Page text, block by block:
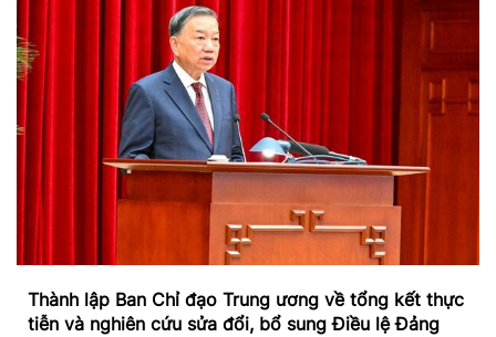
Thành lập Ban Chỉ đạo Trung ương về tổng kết thực
tiễn và nghiên cứu sửa đổi, bổ sung Điều lệ Đảng